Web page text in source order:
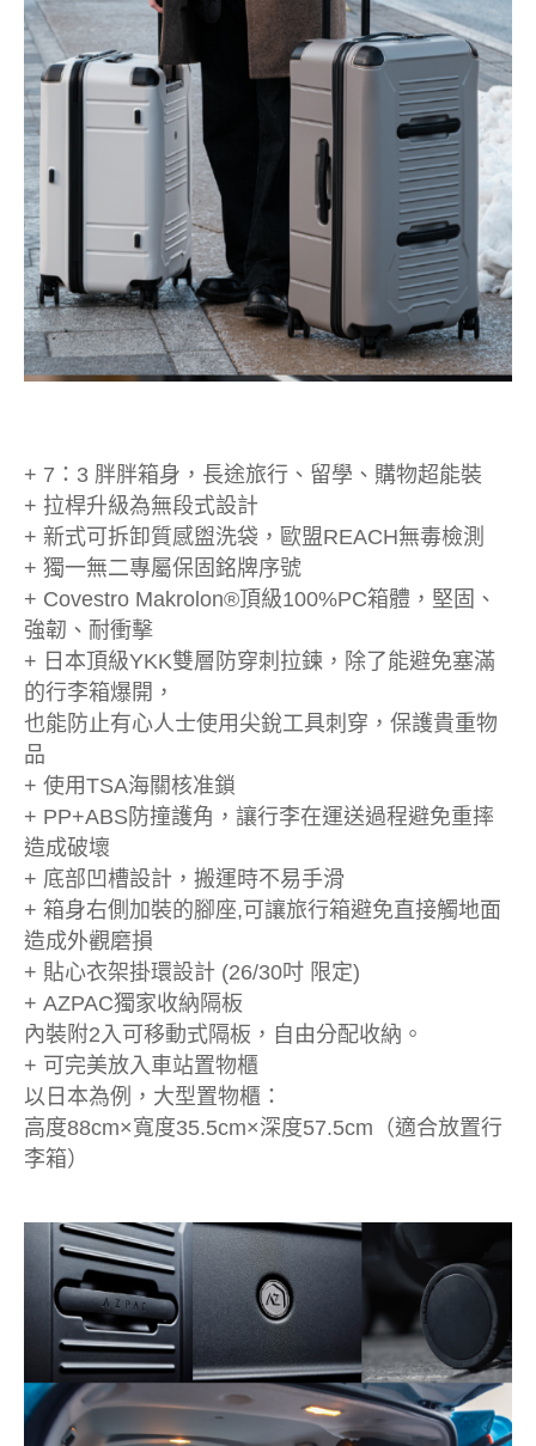
+ 7：3 胖胖箱身，長途旅行、留學、購物超能裝
+ 拉桿升級為無段式設計
+ 新式可拆卸質感盥洗袋，歐盟REACH無毒檢測
+ 獨一無二專屬保固銘牌序號
+ Covestro Makrolon®頂級100%PC箱體，堅固、
強韌、耐衝擊
+ 日本頂級YKK雙層防穿刺拉鍊，除了能避免塞滿
的行李箱爆開，
也能防止有心人士使用尖銳工具刺穿，保護貴重物
品
+ 使用TSA海關核准鎖
+ PP+ABS防撞護角，讓行李在運送過程避免重摔
造成破壞
+ 底部凹槽設計，搬運時不易手滑
+ 箱身右側加裝的腳座,可讓旅行箱避免直接觸地面
造成外觀磨損
+ 貼心衣架掛環設計 (26/30吋 限定)
+ AZPAC獨家收納隔板
內裝附2入可移動式隔板，自由分配收納。
+ 可完美放入車站置物櫃
以日本為例，大型置物櫃：
高度88cm×寬度35.5cm×深度57.5cm（適合放置行
李箱）